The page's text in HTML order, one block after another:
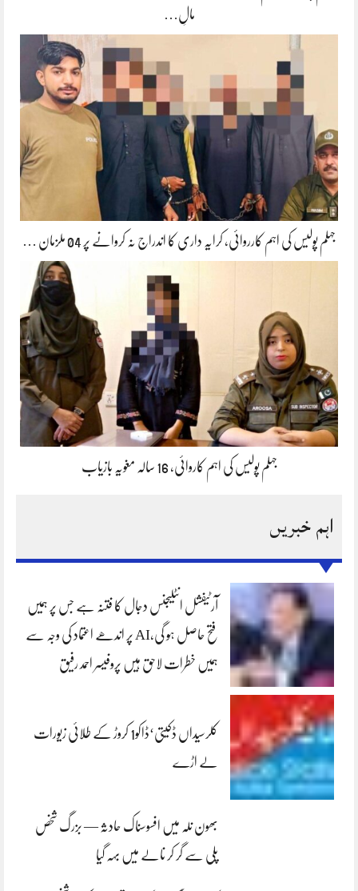
مالِ…
جہلم پولیس کی اہم کارروائی، کرایہ داری کا اندراج نہ کروانے پر 04 ملزمان …
جہلم پولیس کی اہم کاروائی، 16 سالہ مغویہ بازیاب
اہم خبریں
آرٹیفشل انٹلیجنس دجال کا فتنہ ہے جس پر ہمیں
فتح حاصل ہو گی،AI پر اندھے اعتماد کی وجہ سے
ہمیں خطرات لاحق ہیں پروفیسر احمد رفیق
کلرسیداں ڈکیتی‘ڈاکو1 کروڑ کے طلائی زیورات
لے اڑے
بھون نلہ میں افسوسناک حادثہ — بزرگ شخص
پلی سے گر کر نالے میں بہہ گیا